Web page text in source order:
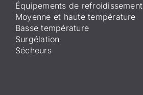
Équipements de refroidissement
Moyenne et haute température
Basse température
Surgélation
Sécheurs